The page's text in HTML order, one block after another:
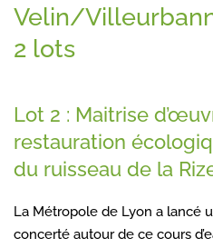
Velin/
2 lots
Lot 2 : Maitrise
restauration
du ruisseau de la
La Métropole de Lyon a lancé
concerté autour de ce cours